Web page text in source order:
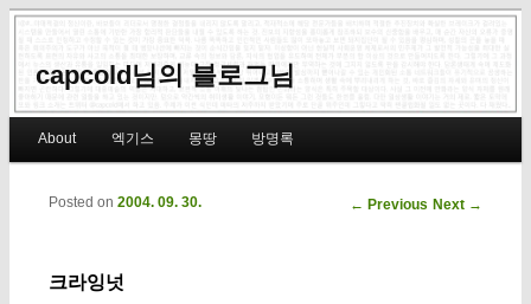
capcold님의 블로그님
Skip to primary content
Skip to secondary content
About 엑기스 몽땅 방명록
Post navigation
← Previous Next →
크라잉넛
Posted on 2004. 09. 30.